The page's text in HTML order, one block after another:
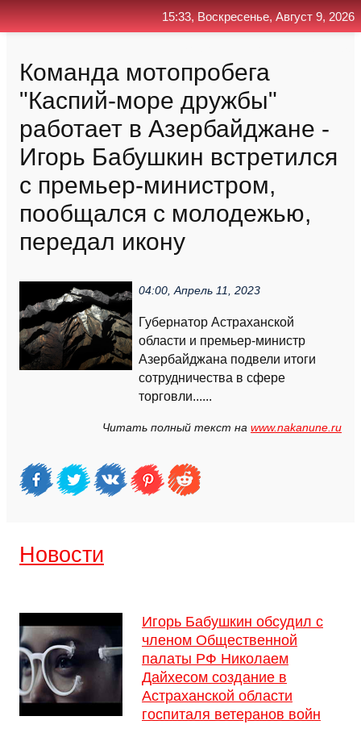
Команда мотопробега
"Каспий-море дружбы"
работает в Азербайджане -
Игорь Бабушкин встретился
с премьер-министром,
пообщался с молодежью,
передал икону
04:00, Апрель 11, 2023
Губернатор Астраханской
области и премьер-министр
Азербайджана подвели итоги
сотрудничества в сфере
торговли......
Читать полный текст на www.nakanune.ru
Новости
Игорь Бабушкин обсудил с
членом Общественной
палаты РФ Николаем
Дайхесом создание в
Астраханской области
госпиталя ветеранов войн
15:33, Воскресенье, Август 9, 2026